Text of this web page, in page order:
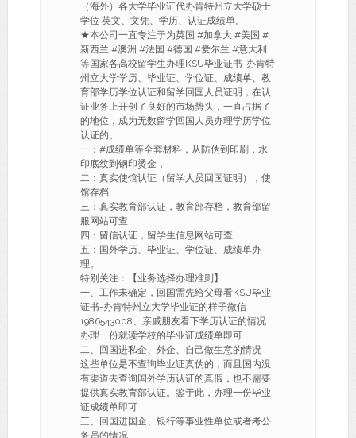
（海外）各大学毕业证代办肯特州立大学硕士
学位 英文、文凭、学历、认证成绩单。
★本公司一直专注于为英国 #加拿大 #美国 #
新西兰 #澳洲 #法国 #德国 #爱尔兰 #意大利
等国家各高校留学生办理KSU毕业证书-办肯特
州立大学学历、毕业证、学位证、成绩单、教
育部学历学位认证和留学回国人员证明，在认
证业务上开创了良好的市场势头，一直占据了
的地位，成为无数留学回国人员办理学历学位
认证的。
一：#成绩单等全套材料，从防伪到印刷，水
印底纹到钢印烫金，
二：真实使馆认证（留学人员回国证明），使
馆存档
三：真实教育部认证，教育部存档，教育部留
服网站可查
四：留信认证，留学生信息网站可查
五：国外学历、毕业证、学位证、成绩单办
理。
特别关注：【业务选择办理准则】
一、工作未确定，回国需先给父母看KSU毕业
证书-办肯特州立大学毕业证的样子微信
1986543008、亲戚朋友看下学历认证的情况
办理一份就读学校的毕业证成绩单即可
二、回国进私企、外企、自己做生意的情况
这些单位是不查询毕业证真伪的，而且国内没
有渠道去查询国外学历认证的真假，也不需要
提供真实教育部认证。鉴于此，办理一份毕业
证成绩单即可
三、回国进国企、银行等事业性单位或者考公
务员的情况